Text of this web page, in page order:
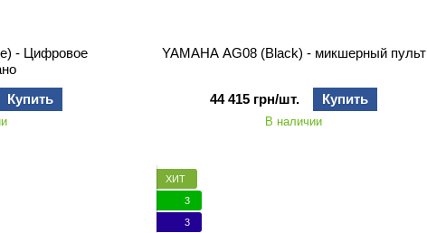
- Цифровое
Купить
YAMAHA AG08 (Black) - микшерный пульт
44 415 грн/шт. Купить
В наличии
ХИТ
3
3